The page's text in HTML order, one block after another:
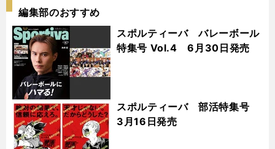
編集部のおすすめ
スポルティーバ バレーボール
特集号 Vol.4 6月30日発売
スポルティーバ 部活特集号
3月16日発売